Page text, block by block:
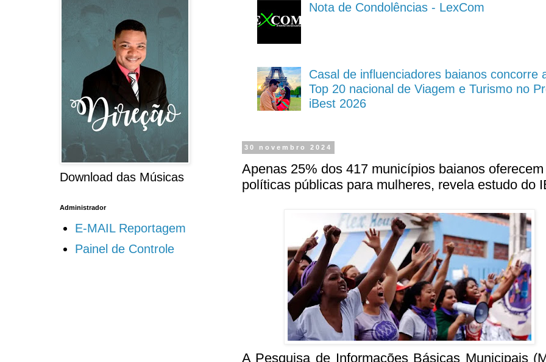
Nota de Condolências - LexCom
Casal de influenciadores baianos concorre
Top 20 nacional de Viagem e Turismo no
iBest 2026
30 novembro 2024
Apenas 25% dos 417 municípios baianos oferecem
políticas públicas para mulheres, revela estudo do
A Pesquisa de Informações Básicas Municipais
Download das Músicas
Administrador
E-MAIL Reportagem
Painel de Controle